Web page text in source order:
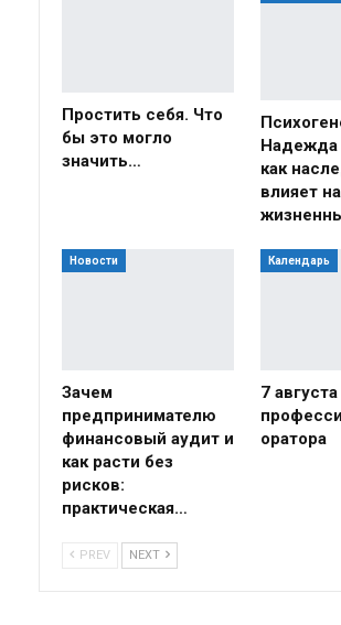
Простить себя. Что
бы это могло
значить…
Надежда
как
влияет
Новости
Зачем
предпринимателю
финансовый аудит и
как расти без
рисков:
практическая…
Календарь
7
оратора
PREV NEXT